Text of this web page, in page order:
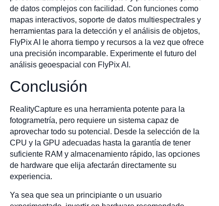
de datos complejos con facilidad. Con funciones como
mapas interactivos, soporte de datos multiespectrales y
herramientas para la detección y el análisis de objetos,
FlyPix AI le ahorra tiempo y recursos a la vez que ofrece
una precisión incomparable. Experimente el futuro del
análisis geoespacial con FlyPix AI.
Conclusión
RealityCapture es una herramienta potente para la
fotogrametría, pero requiere un sistema capaz de
aprovechar todo su potencial. Desde la selección de la
CPU y la GPU adecuadas hasta la garantía de tener
suficiente RAM y almacenamiento rápido, las opciones
de hardware que elija afectarán directamente su
experiencia.
Ya sea que sea un principiante o un usuario